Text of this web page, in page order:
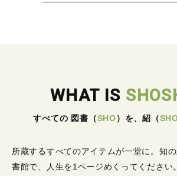
WHAT IS
すべての 図書 （SHO） を、紹 （
所蔵するすべてのアイテムが一堂に。 知
書館で、人生を1ページめくってください。